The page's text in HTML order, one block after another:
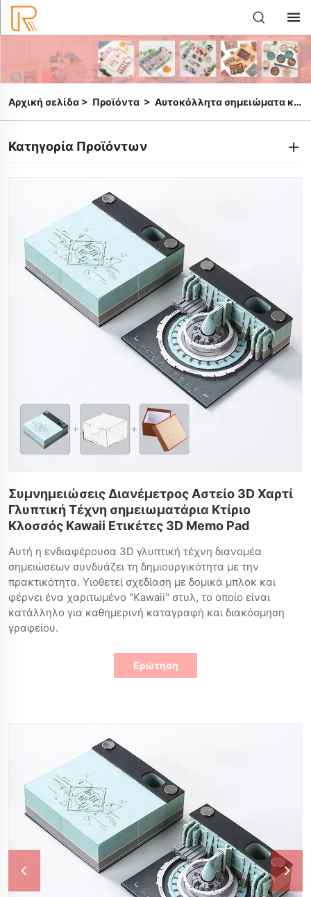
Αρχική σελίδα > Προϊόντα > Αυτοκόλλητα σημειώματα και σημειωματάρια
Κατηγορία Προϊόντων
Συμνημειώσεις Διανέμετρος Αστείο 3D Χαρτί
Γλυπτική Τέχνη σημειωματάρια Κτίριο
Κλοσσός Kawaii Ετικέτες 3D Memo Pad
Αυτή η ενδιαφέρουσα 3D γλυπτική τέχνη διανομέα
σημειώσεων συνδυάζει τη δημιουργικότητα με την
πρακτικότητα. Υιοθετεί σχεδίαση με δομικά μπλοκ και
φέρνει ένα χαριτωμένο "Kawaii" στυλ, το οποίο είναι
κατάλληλο για καθημερινή καταγραφή και διακόσμηση
γραφείου.
Ερώτηση